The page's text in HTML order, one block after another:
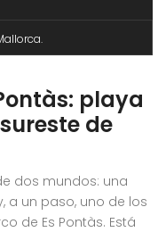
playa
de
dos mundos: una
a un paso, uno de los
de Es Pontàs. Está